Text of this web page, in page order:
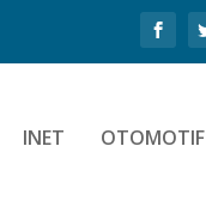
INET OTOMOTIF